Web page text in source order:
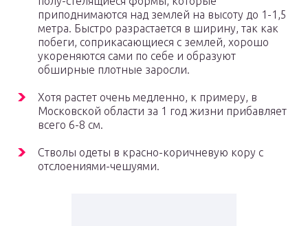
приподнимаются над землей на высоту до 1-1,5
метра. Быстро разрастается в ширину, так как
побеги, соприкасающиеся с землей, хорошо
укореняются сами по себе и образуют
обширные плотные заросли.
Хотя растет очень медленно, к примеру, в
Московской области за 1 год жизни прибавляет
всего 6-8 см.
Стволы одеты в красно-коричневую кору с
отслоениями-чешуями.